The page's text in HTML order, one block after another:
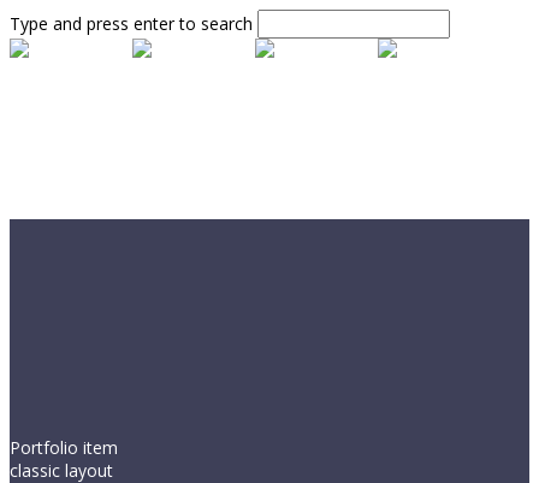
Type and press enter to search
Portfolio item
classic layout